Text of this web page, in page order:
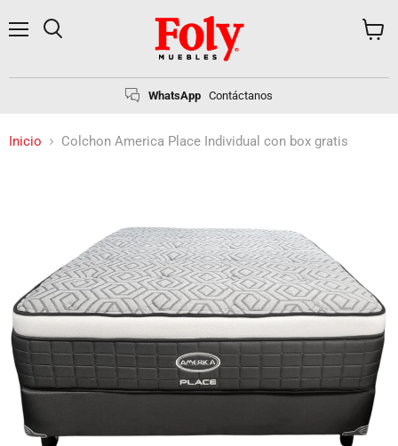
WhatsApp Contáctanos
Inicio Colchon America Place Individual con box gratis